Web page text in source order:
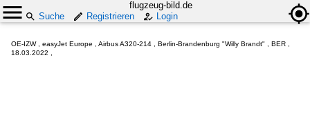
flugzeug-bild.de
Suche
Registrieren Login
OE-IZW , easyJet Europe , Airbus A320-214 , Berlin-Brandenburg "Willy Brandt" , BER ,
18.03.2022 ,